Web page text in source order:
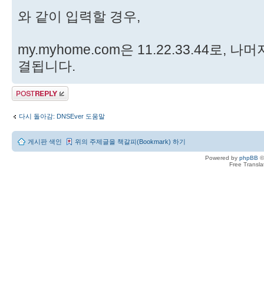
와 같이 입력할 경우,
my.myhome.com은 11.22.33.44로, 나
결됩니다.
답변 게시글
다시 돌아감: DNSEver 도움말
게시판 색인 위의 주제글을 책갈피(Bookmark) 하기
Powered by phpBB
Free